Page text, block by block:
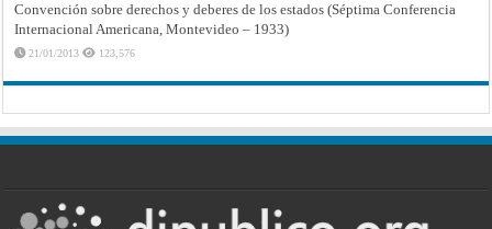
Convención sobre derechos y deberes de los estados (Séptima Conferencia
Internacional Americana, Montevideo – 1933)
21/01/2013 123,576